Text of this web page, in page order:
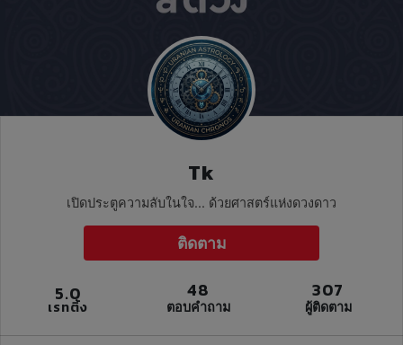
Tk
เปิดประตูความลับในใจ... ด้วยศาสตร์แห่งดวงดาว
ติดตาม
5.0
เรทติ้ง
48
ตอบคำถาม
307
ผู้ติดตาม